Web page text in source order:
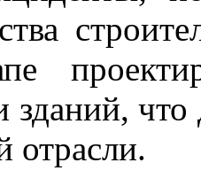
зданий,
отрасли.